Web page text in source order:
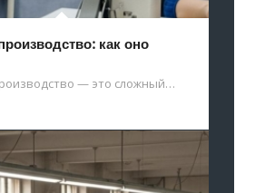
как оно
— это сложный…